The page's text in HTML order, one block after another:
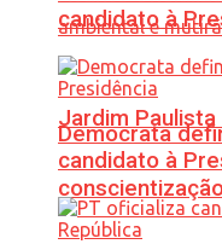
Jardim
candidato à
Democrata
candidato à